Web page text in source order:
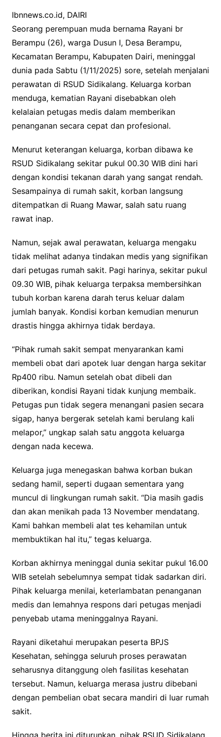
Ibnnews.co.id, DAIRI
Seorang perempuan muda bernama Rayani br
Berampu (26), warga Dusun I, Desa Berampu,
Kecamatan Berampu, Kabupaten Dairi, meninggal
dunia pada Sabtu (1/11/2025) sore, setelah menjalani
perawatan di RSUD Sidikalang. Keluarga korban
menduga, kematian Rayani disebabkan oleh
kelalaian petugas medis dalam memberikan
penanganan secara cepat dan profesional.
Menurut keterangan keluarga, korban dibawa ke
RSUD Sidikalang sekitar pukul 00.30 WIB dini hari
dengan kondisi tekanan darah yang sangat rendah.
Sesampainya di rumah sakit, korban langsung
ditempatkan di Ruang Mawar, salah satu ruang
rawat inap.
Namun, sejak awal perawatan, keluarga mengaku
tidak melihat adanya tindakan medis yang signifikan
dari petugas rumah sakit. Pagi harinya, sekitar pukul
09.30 WIB, pihak keluarga terpaksa membersihkan
tubuh korban karena darah terus keluar dalam
jumlah banyak. Kondisi korban kemudian menurun
drastis hingga akhirnya tidak berdaya.
“Pihak rumah sakit sempat menyarankan kami
membeli obat dari apotek luar dengan harga sekitar
Rp400 ribu. Namun setelah obat dibeli dan
diberikan, kondisi Rayani tidak kunjung membaik.
Petugas pun tidak segera menangani pasien secara
sigap, hanya bergerak setelah kami berulang kali
melapor,” ungkap salah satu anggota keluarga
dengan nada kecewa.
Keluarga juga menegaskan bahwa korban bukan
sedang hamil, seperti dugaan sementara yang
muncul di lingkungan rumah sakit. “Dia masih gadis
dan akan menikah pada 13 November mendatang.
Kami bahkan membeli alat tes kehamilan untuk
membuktikan hal itu,” tegas keluarga.
Korban akhirnya meninggal dunia sekitar pukul 16.00
WIB setelah sebelumnya sempat tidak sadarkan diri.
Pihak keluarga menilai, keterlambatan penanganan
medis dan lemahnya respons dari petugas menjadi
penyebab utama meninggalnya Rayani.
Rayani diketahui merupakan peserta BPJS
Kesehatan, sehingga seluruh proses perawatan
seharusnya ditanggung oleh fasilitas kesehatan
tersebut. Namun, keluarga merasa justru dibebani
dengan pembelian obat secara mandiri di luar rumah
sakit.